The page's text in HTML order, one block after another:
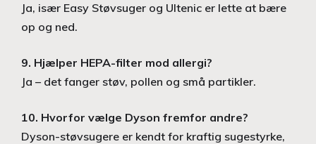
Ja, især Easy Støvsuger og Ultenic er lette at bære
op og ned.
9. Hjælper HEPA-filter mod allergi?
Ja – det fanger støv, pollen og små partikler.
10. Hvorfor vælge Dyson fremfor andre?
Dyson-støvsugere er kendt for kraftig sugestyrke,